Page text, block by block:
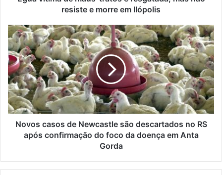
em
Ilópolis
resiste e morre em Ilópolis
Novos
casos
de
Newcastle
são
descartados
no
RS
após
confirmação
doença
Novos casos de Newcastle são descartados no RS
após confirmação do foco da doença em Anta
Gorda